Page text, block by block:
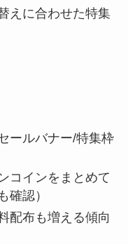
えに合わせた特集
ールバナー/特集枠
コインをまとめて
確認）
配布も増える傾向